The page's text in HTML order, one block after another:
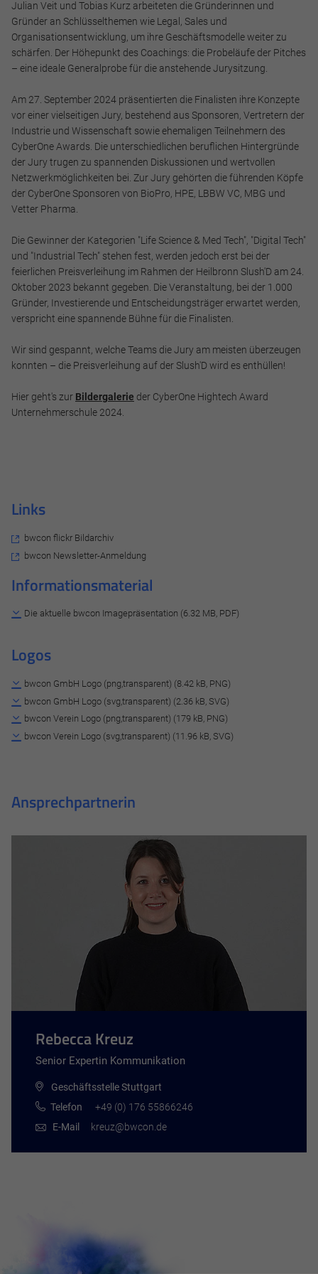
Julian Veit und Tobias Kurz arbeiteten die Gründerinnen und
Gründer an Schlüsselthemen wie Legal, Sales und
Organisationsentwicklung, um ihre Geschäftsmodelle weiter zu
schärfen. Der Höhepunkt des Coachings: die Probeläufe der Pitches
– eine ideale Generalprobe für die anstehende Jurysitzung.
Am 27. September 2024 präsentierten die Finalisten ihre Konzepte
vor einer vielseitigen Jury, bestehend aus Sponsoren, Vertretern der
Industrie und Wissenschaft sowie ehemaligen Teilnehmern des
CyberOne Awards. Die unterschiedlichen beruflichen Hintergründe
der Jury trugen zu spannenden Diskussionen und wertvollen
Netzwerkmöglichkeiten bei. Zur Jury gehörten die führenden Köpfe
der CyberOne Sponsoren von BioPro, HPE, LBBW VC, MBG und
Vetter Pharma.
Die Gewinner der Kategorien "Life Science & Med Tech", "Digital Tech"
und "Industrial Tech" stehen fest, werden jedoch erst bei der
feierlichen Preisverleihung im Rahmen der Heilbronn Slush'D am 24.
Oktober 2023 bekannt gegeben. Die Veranstaltung, bei der 1.000
Gründer, Investierende und Entscheidungsträger erwartet werden,
verspricht eine spannende Bühne für die Finalisten.
Wir sind gespannt, welche Teams die Jury am meisten überzeugen
konnten – die Preisverleihung auf der Slush'D wird es enthüllen!
Hier geht's zur Bildergalerie der CyberOne Hightech Award
Unternehmerschule 2024.
Links
bwcon flickr Bildarchiv
bwcon Newsletter-Anmeldung
Informationsmaterial
Die aktuelle bwcon Imagepräsentation (6.32 MB, PDF)
Logos
bwcon GmbH Logo (png,transparent) (8.42 kB, PNG)
bwcon GmbH Logo (svg,transparent) (2.36 kB, SVG)
bwcon Verein Logo (png,transparent) (179 kB, PNG)
bwcon Verein Logo (svg,transparent) (11.96 kB, SVG)
Ansprechpartnerin
Rebecca Kreuz
Senior Expertin Kommunikation
Geschäftsstelle Stuttgart
Telefon
+49 (0) 176 55866246
E-Mail
kreuz@bwcon.de
Notwendig
Diese werden für die Grundfunktionen der Website benötigt
und helfen dabei, unsere Website nutzbar zu machen sowie
Zugriffe auf sichere Bereiche unserer Website ermöglichen.
Cookie Informationen anzeigen
Marketing und Statistik
Marketing und Statistik Cookies werden verwendet, um
anonymes Tracking zu aktivieren. Hierbei werden können
anonymisierte Daten an eventuelle Drittanbieter
weitergeleitet.
Alle akzeptieren
Impressum